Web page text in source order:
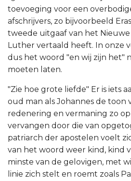
toevoeging voor een
afschrijvers, zo bijvoorbeeld
tweede uitgaaf van het
Luther vertaald heeft. In onze
dus het woord "en wij zijn het"
moeten laten.
"Zie hoe grote liefde" Er is iets
oud man als Johannes de toon
redenering en vermaning zo
vervangen door die van
patriarch der apostelen voelt
van het woord weer kind, kind
minste van de gelovigen, met
linie zich stelt en roemt zoals